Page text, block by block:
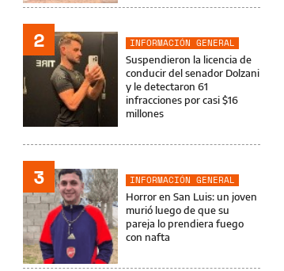
2
INFORMACIÓN GENERAL
Suspendieron la licencia de
conducir del senador Dolzani
y le detectaron 61
infracciones por casi $16
millones
3
INFORMACIÓN GENERAL
Horror en San Luis: un joven
murió luego de que su
pareja lo prendiera fuego
con nafta